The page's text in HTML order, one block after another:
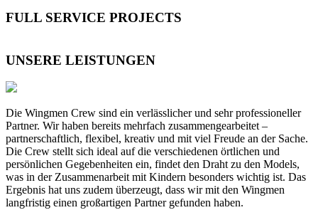
FULL SERVICE PROJECTS
WERBESPOT
FULL PROJECT
UNSERE LEISTUNGENWERBESPOT
Die Wingmen Crew sind ein verlässlicher und sehr professioneller
Partner. Wir haben bereits mehrfach zusammengearbeitet –
partnerschaftlich, flexibel, kreativ und mit viel Freude an der Sache.
Die Crew stellt sich ideal auf die verschiedenen örtlichen und
persönlichen Gegebenheiten ein, findet den Draht zu den Models,
was in der Zusammenarbeit mit Kindern besonders wichtig ist. Das
Ergebnis hat uns zudem überzeugt, dass wir mit den Wingmen
langfristig einen großartigen Partner gefunden haben.